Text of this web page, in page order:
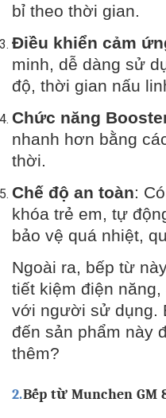
bỉ theo thời gian.
Điều khiển cảm
minh, dễ dàng sử
độ, thời gian nấu
Chức năng
nhanh hơn bằng
thời.
Chế độ an toàn:
khóa trẻ em, tự
bảo vệ quá nhiệt,
Ngoài ra, bếp từ
tiết kiệm điện
với người sử dụng.
đến sản phẩm này
thêm?
2.Bếp từ Munchen GM